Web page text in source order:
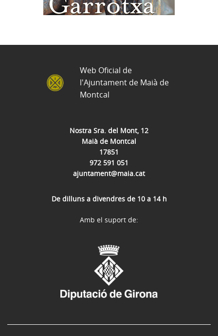
Nostra Sra. del Mont, 12
Maià de Montcal
17851
972 591 051
ajuntament@maia.cat
De dilluns a divendres de 10 a 14 h
Web Oficial de
l'Ajuntament de Maià de
Montcal
Amb el suport de: